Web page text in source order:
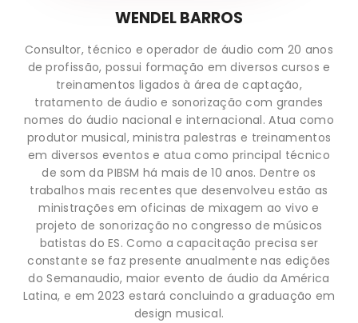
WENDEL BARROS
Consultor, técnico e operador de áudio com 20 anos
de profissão, possui formação em diversos cursos e
treinamentos ligados à área de captação,
tratamento de áudio e sonorização com grandes
nomes do áudio nacional e internacional. Atua como
produtor musical, ministra palestras e treinamentos
em diversos eventos e atua como principal técnico
de som da PIBSM há mais de 10 anos. Dentre os
trabalhos mais recentes que desenvolveu estão as
ministrações em oficinas de mixagem ao vivo e
projeto de sonorização no congresso de músicos
batistas do ES. Como a capacitação precisa ser
constante se faz presente anualmente nas edições
do Semanaudio, maior evento de áudio da América
Latina, e em 2023 estará concluindo a graduação em
design musical.